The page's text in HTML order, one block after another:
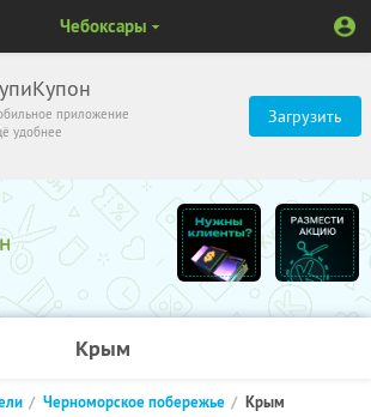
приложение
удобнее
Загрузить
Чебоксары
Крым
Черноморское побережье Крым